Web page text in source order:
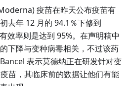
疫苗在昨天公布疫苗有
去年 12 月的 94.1％下修到
效率则是达到 95%。在声明稿中
下降与变种病毒相关，不过该药
表示莫德纳正在研发针对变
苗，其临床前的数据让他们有能